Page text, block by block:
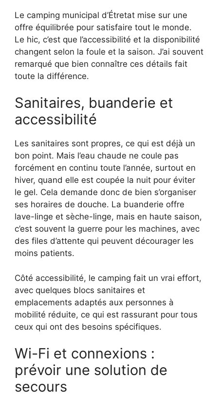
Le camping municipal d’Étretat mise sur une
offre équilibrée pour satisfaire tout le monde.
Le hic, c’est que l’accessibilité et la disponibilité
changent selon la foule et la saison. J’ai souvent
remarqué que bien connaître ces détails fait
toute la différence.
Sanitaires, buanderie et
accessibilité
Les sanitaires sont propres, ce qui est déjà un
bon point. Mais l’eau chaude ne coule pas
forcément en continu toute l’année, surtout en
hiver, quand elle est coupée la nuit pour éviter
le gel. Cela demande donc de bien s’organiser
ses horaires de douche. La buanderie offre
lave-linge et sèche-linge, mais en haute saison,
c’est souvent la guerre pour les machines, avec
des files d’attente qui peuvent décourager les
moins patients.
Côté accessibilité, le camping fait un vrai effort,
avec quelques blocs sanitaires et
emplacements adaptés aux personnes à
mobilité réduite, ce qui est rassurant pour tous
ceux qui ont des besoins spécifiques.
Wi-Fi et connexions :
prévoir une solution de
secours